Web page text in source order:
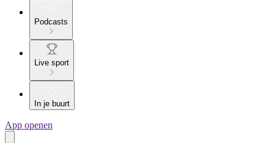
Podcasts
Live sport
In je buurt
App openen